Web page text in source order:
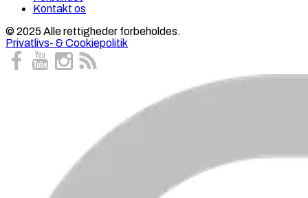
Kontakt os
© 2025 Alle rettigheder forbeholdes.
Privatlivs- & Cookiepolitik